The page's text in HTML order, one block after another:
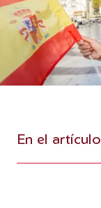
En el artículo